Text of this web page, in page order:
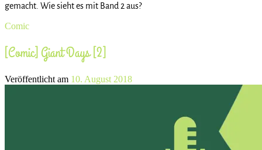
gemacht. Wie sieht es mit Band 2 aus?
Comic
[Comic] Giant Days [2]
Veröffentlicht am 10. August 2018